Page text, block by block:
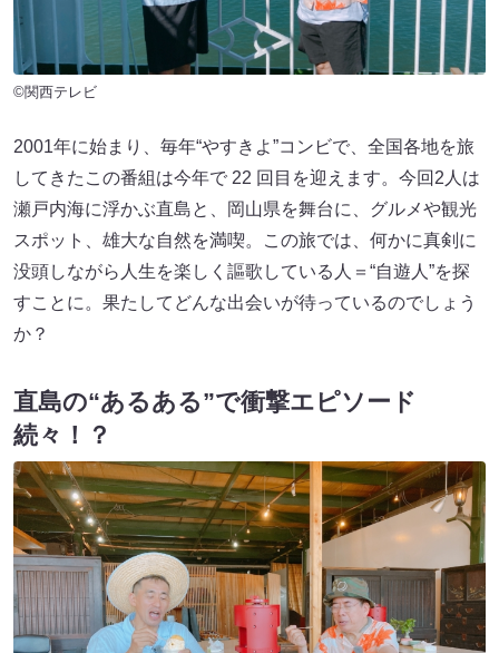
©関西テレビ
2001年に始まり、毎年“やすきよ”コンビで、全国各地を旅
してきたこの番組は今年で 22 回目を迎えます。今回2人は
瀬戸内海に浮かぶ直島と、岡山県を舞台に、グルメや観光
スポット、雄大な自然を満喫。この旅では、何かに真剣に
没頭しながら人生を楽しく謳歌している人＝“自遊人”を探
すことに。果たしてどんな出会いが待っているのでしょう
か？
直島の“あるある”で衝撃エピソード
続々！？